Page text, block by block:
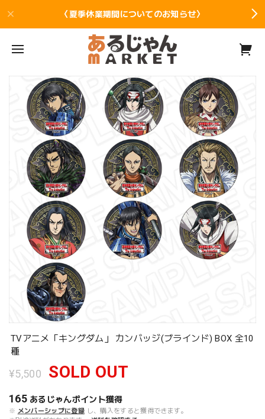
〈夏季休業期間についてのお知らせ〉
TVアニメ「キングダム」 カンバッジ(ブラインド) BOX 全10
種
¥5,500 SOLD OUT
165 あるじゃんポイント獲得
※ メンバーシップに登録 し、購入をすると獲得できます。